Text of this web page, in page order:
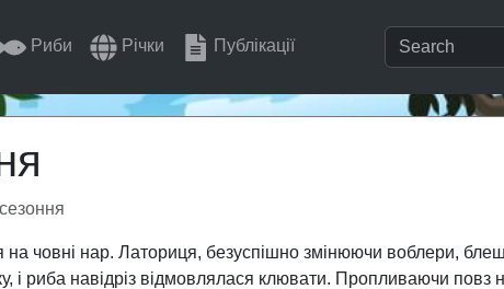
Риби Річки Публікації
човні нар. Латориця, безуспішно змінюючи воблери,
і риба навідріз відмовлялася клювати. Пропливаючи повз